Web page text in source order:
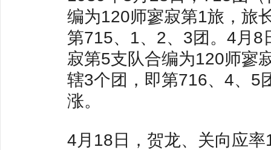
编为120师寥寂第1旅，旅
第715、1、2、3团。4月8
寂第5支队合编为120师寥
辖3个团，即第716、4、5
涨。
4月18日，贺龙、关向应